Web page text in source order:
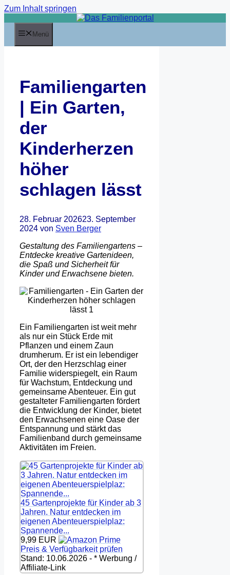
Zum Inhalt springen
Menü
Familiengarten
| Ein Garten,
der
Kinderherzen
höher
schlagen lässt
28. Februar 202623. September
2024 von Sven Berger
Gestaltung des Familiengartens –
Entdecke kreative Gartenideen,
die Spaß und Sicherheit für
Kinder und Erwachsene bieten.
Ein Familiengarten ist weit mehr
als nur ein Stück Erde mit
Pflanzen und einem Zaun
drumherum. Er ist ein lebendiger
Ort, der den Herzschlag einer
Familie widerspiegelt, ein Raum
für Wachstum, Entdeckung und
gemeinsame Abenteuer. Ein gut
gestalteter Familiengarten fördert
die Entwicklung der Kinder, bietet
den Erwachsenen eine Oase der
Entspannung und stärkt das
Familienband durch gemeinsame
Aktivitäten im Freien.
45 Gartenprojekte für Kinder ab 3
Jahren. Natur entdecken im
eigenen Abenteuerspielplaz:
Spannende...
9,99 EUR
Preis & Verfügbarkeit prüfen
Stand: 10.06.2026 - * Werbung /
Affiliate-Link